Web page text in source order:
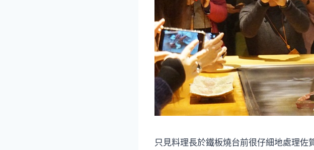
只見料理長於鐵板燒台前很仔細地處理